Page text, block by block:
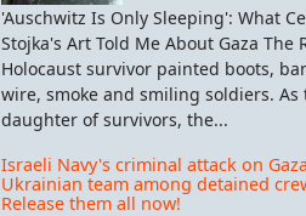
ΝΕΑ ΦΑΣΗ ΤΗΣ ΑΡΑΒΙΚΗΣ
'Auschwitz Is Only Sleeping': What
Stojka's Art Told Me About Gaza The
Holocaust survivor painted boots,
wire, smoke and smiling soldiers. As
daughter of survivors, the...
Israeli Navy's criminal attack on
Ukrainian team among detained
Release them all now!